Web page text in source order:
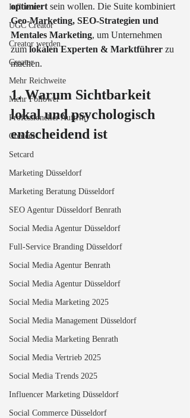
Influencer
UGC Creator
Creator werden
Creator
Mehr Reichweite
Mehr Follower
Professioneller Auftritt
Content
Setcard
Marketing Düsseldorf
Marketing Beratung Düsseldorf
SEO Agentur Düsseldorf Benrath
Social Media Agentur Düsseldorf
Full-Service Branding Düsseldorf
Social Media Agentur Benrath
Social Media Agentur Düsseldorf
Social Media Marketing 2025
Social Media Management Düsseldorf
Social Media Marketing Benrath
Social Media Vertrieb 2025
Social Media Trends 2025
Influencer Marketing Düsseldorf
Social Commerce Düsseldorf
optimiert sein wollen. Die Suite kombiniert
Geo-Marketing, SEO-Strategien und
Mentales Marketing, um Unternehmen
zum lokalen Experten & Marktführer zu
machen.
1. Warum Sichtbarkeit
lokal und psychologisch
entscheidend ist